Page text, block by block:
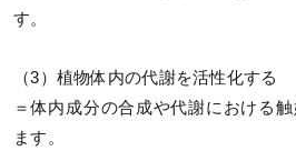
す。
（3）植物体内の代謝を活性化する
＝体内成分の合成や代謝における
ます。